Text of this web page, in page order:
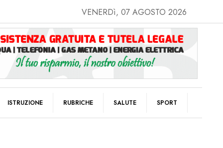
VENERDì, 07 AGOSTO 2026
ISTRUZIONE RUBRICHE SALUTE SPORT